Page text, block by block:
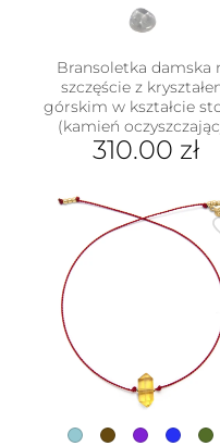
Bransoletka damska
szczęście z
górskim w kształcie
(kamień
310.00 zł
produkt
ma
wiele
wariantów.
stronie
produktu